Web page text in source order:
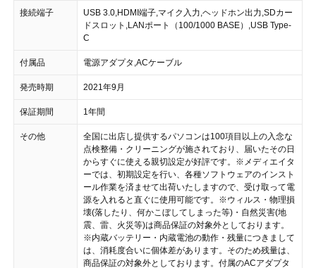
接続端子
USB 3.0,HDMI端子,マイク入力,ヘッドホン出力,SDカー
ドスロット,LANポート（100/1000 BASE）,USB Type-
C
付属品 電源アダプタ,ACケーブル
発売時期 2021年9月
保証期間 1年間
その他
全国に出店し提供するパソコンは100項目以上の入念な
点検整備・クリーニングが施されており、届いたその日
からすぐに使える親切設定が好評です。 ※メディエイタ
ーでは、初期設定を行い、各種ソフトウェアのインスト
ール作業を済ませて出荷いたしますので、受け取って電
源を入れると直ぐに使用可能です。 ※ウィルス・物理損
壊(落したり、何かこぼしてしまった等)・自然災害(地
震、雷、火災等)は商品保証の対象外としております。
※内蔵バッテリー・内蔵電池の動作・残量につきまして
は、消耗度合いに個体差があります。そのため残量は、
商品保証の対象外としております。付属のACアダプタ